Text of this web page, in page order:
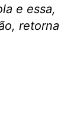
e essa,
retorna